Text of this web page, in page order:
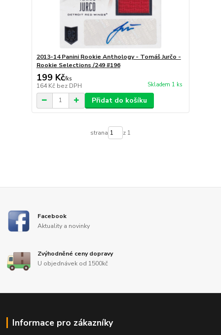
2013-14 Panini Rookie Anthology - Tomáš Jurčo -
Rookie Selections /249 #196
199 Kč/ks
164 Kč bez DPH Skladem 1 ks
Přidat do košíku
strana z 1
Facebook
Aktuality a novinky
Zvýhodněné ceny dopravy
U objednávek od 1500kč
Informace pro zákazníky